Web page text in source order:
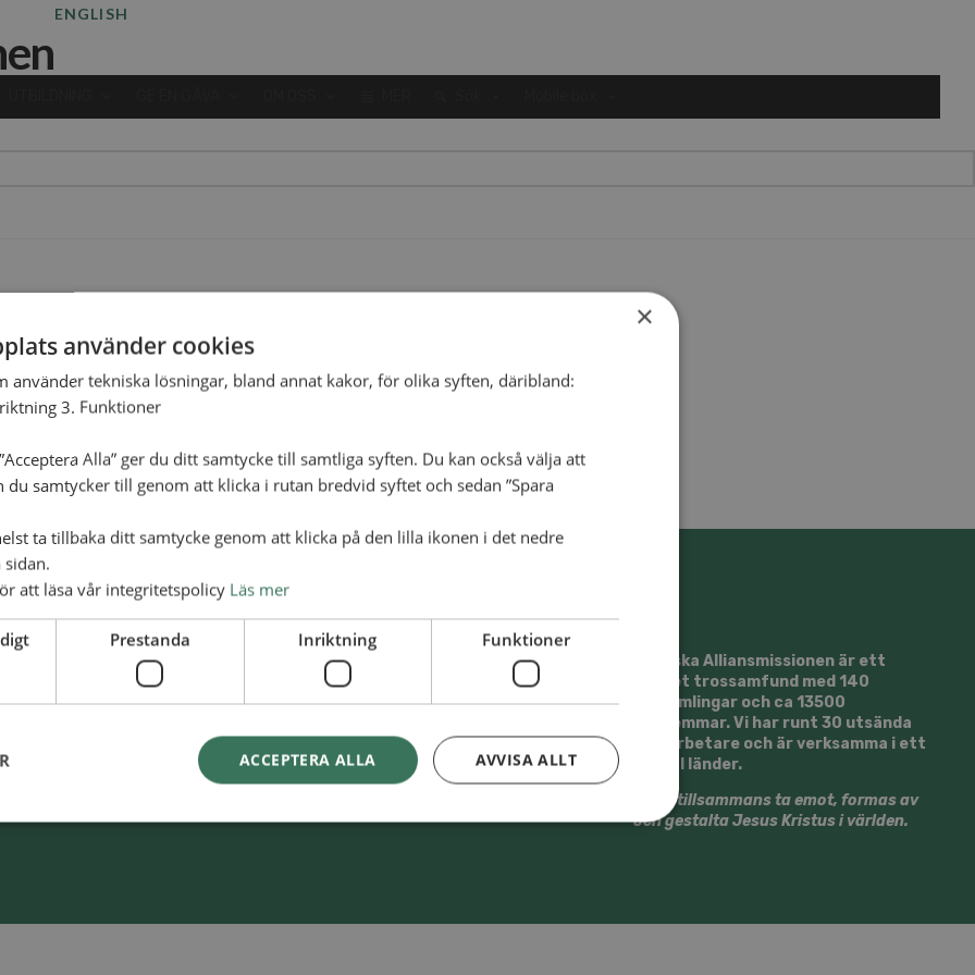
ENGLISH
900 85 90
Svenska Alliansmissionen är ett
kristet trossamfund med 140
församlingar och ca 13500
medlemmar. Vi har runt 30 utsända
medarbetare och är verksamma i ett
20-tal länder.
Vi vill tillsammans ta emot, formas av
och gestalta Jesus Kristus i världen.
×
använder cookies
använder tekniska lösningar, bland annat kakor, för olika syften, däribland:
3. Funktioner
Alla” ger du ditt samtycke till samtliga syften. Du kan också välja att
du samtycker till genom att klicka i rutan bredvid syftet och sedan ”Spara
ta tillbaka ditt samtycke genom att klicka på den lilla ikonen i det nedre
att läsa vår integritetspolicy Läs mer
Prestanda Inriktning Funktioner
ACCEPTERA ALLA AVVISA ALLT